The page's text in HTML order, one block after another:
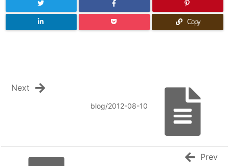
Copy
blog/2012-08-10
Next
Prev